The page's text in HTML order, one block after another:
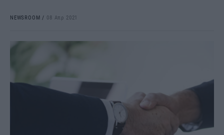
NEWSROOM / 08 Απρ 2021